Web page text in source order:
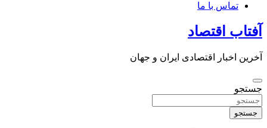
تماس با ما
آفتاب اقتصاد
آخرین اخبار اقتصادی ایران و جهان
جستجو
جستجو